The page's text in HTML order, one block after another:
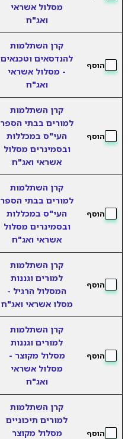
מסלול אשראי
ואג"ח
הוסף
קרן השתלמות
להנדסאים וטכנאים
- מסלול אשראי
ואג"ח
הוסף
קרן השתלמות
למורים בבתי הספר
העי"ס במכללות
ובסמינרים מסלול
אשראי ואג"ח
הוסף
קרן השתלמות
למורים בבתי הספר
העי"ס במכללות
ובסמינרים מסלול
אשראי ואג"ח
הוסף
קרן השתלמות
למורים וגננות
המסלול הרגיל -
מסלו אשראי ואג"ח
הוסף
קרן השתלמות
למורים וגננות
מסלול מקוצר -
מסלול אשראי
ואג"ח
הוסף
קרן השתלמות
למורים תיכוניים
מסלול מקוצר